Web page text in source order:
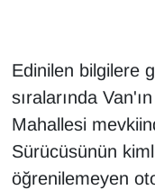
Edinilen bilgilere
sıralarında
Mahallesi
Sürücüsünün
öğrenilemeyen
İngilizce
Kadın
Kamu Alımları